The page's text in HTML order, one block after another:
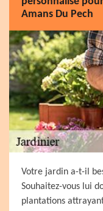
Amans Du Pech
Votre jardin a-t-il
Souhaitez-vous lui
plantations